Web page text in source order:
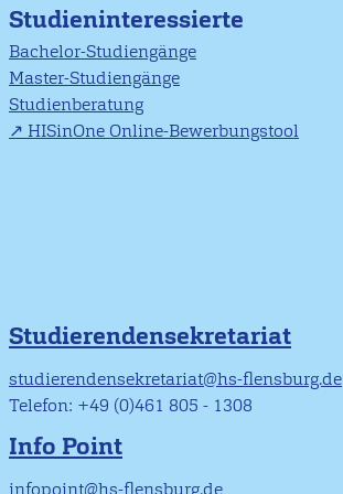
Studieninteressierte
Bachelor-Studiengänge
Master-Studiengänge
Studienberatung
HISinOne Online-Bewerbungstool
Studierendensekretariat
studierendensekretariat@hs-flensburg.de
Telefon: +49 (0)461 805 - 1308
Info Point
infopoint@hs-flensburg.de